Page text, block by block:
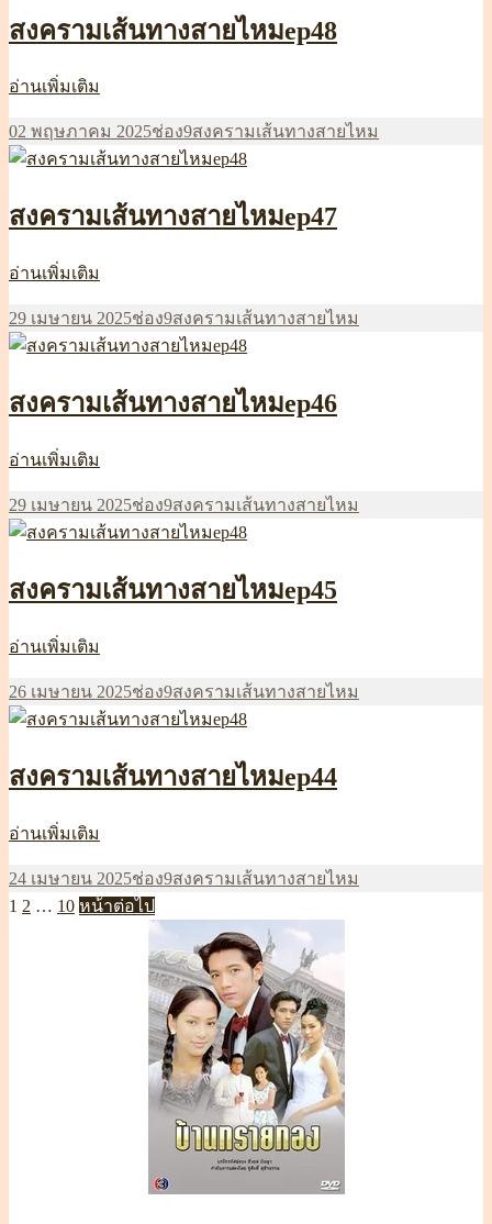
สงครามเส้นทางสายไหมep48
อ่านเพิ่มเติม
ทาง
สายไหมep48
เขียน
เมื่อ
02 พฤษภาคม 2025หมวด
หมู่
ช่อง9ป้าย
กำกับ
สงครามเส้นทางสายไหม
สงครามเส้นทางสายไหมep47
อ่านเพิ่มเติม
ทาง
สายไหมep47
เขียน
เมื่อ
29 เมษายน 2025หมวด
หมู่
ช่อง9ป้าย
กำกับ
สงครามเส้นทางสายไหม
สงครามเส้นทางสายไหมep46
อ่านเพิ่มเติม
ทาง
สายไหมep46
เขียน
เมื่อ
29 เมษายน 2025หมวด
หมู่
ช่อง9ป้าย
กำกับ
สงครามเส้นทางสายไหม
สงครามเส้นทางสายไหมep45
อ่านเพิ่มเติม
ทาง
สายไหมep45
เขียน
เมื่อ
26 เมษายน 2025หมวด
หมู่
ช่อง9ป้าย
กำกับ
สงครามเส้นทางสายไหม
สงครามเส้นทางสายไหมep44
อ่านเพิ่มเติม
ทาง
สายไหมep44
เขียน
เมื่อ
24 เมษายน 2025หมวด
หมู่
ช่อง9ป้าย
สงครามเส้นทางสายไหม
Posts
หน้า
1 หน้า
2 … หน้า
10 หน้าต่อไป